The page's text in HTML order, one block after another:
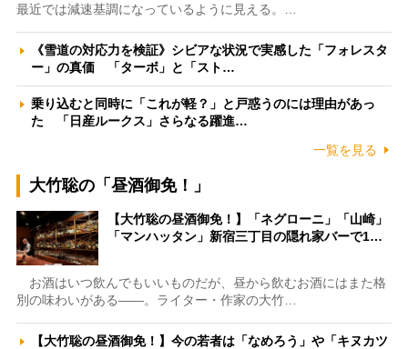
最近では減速基調になっているように見える。…
《雪道の対応力を検証》シビアな状況で実感した「フォレスタ
ー」の真価 「ターボ」と「スト…
乗り込むと同時に「これが軽？」と戸惑うのには理由があっ
た 「日産ルークス」さらなる躍進…
一覧を見る
大竹聡の「昼酒御免！」
【大竹聡の昼酒御免！】「ネグローニ」「山崎」
「マンハッタン」新宿三丁目の隠れ家バーで1…
お酒はいつ飲んでもいいものだが、昼から飲むお酒にはまた格
別の味わいがある――。ライター・作家の大竹…
【大竹聡の昼酒御免！】今の若者は「なめろう」や「キヌカツ